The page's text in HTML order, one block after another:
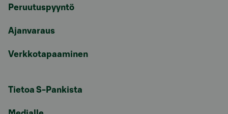
Peruutuspyyntö
Ajanvaraus
Verkkotapaaminen
Tietoa S-Pankista